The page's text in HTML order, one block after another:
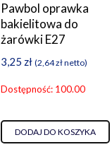
Pawbol oprawka
bakielitowa do
żarówki E27
3,25 zł (2,64złnetto)
Dostępność: 100.00
DODAJ DO KOSZYKA